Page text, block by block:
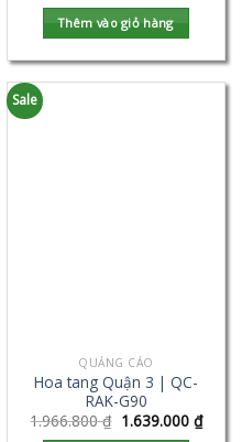
Thêm vào giỏ hàng
Sale
QUẢNG CÁO
Hoa tang Quận 3 | QC-
RAK-G90
1.966.800₫ 1.639.000 ₫